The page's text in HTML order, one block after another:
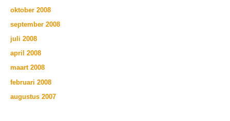
oktober 2008
september 2008
juli 2008
april 2008
maart 2008
februari 2008
augustus 2007